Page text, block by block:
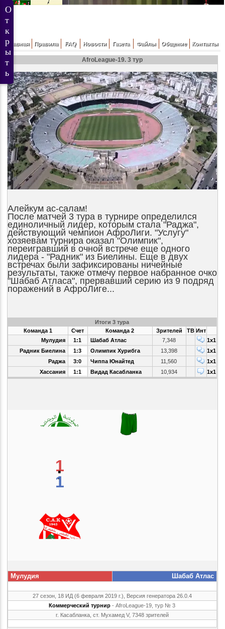
Главная Правила FAQ Новости Газета Файлы Общение Контакты
AfroLeague-19. 3 тур
Алейкум ас-салам!
После матчей 3 тура в турнире определился
единоличный лидер, которым стала "Раджа",
действующий чемпион АфроЛиги. "Услугу"
хозяевам турнира оказал "Олимпик",
переигравший в очной встрече еще одного
лидера - "Радник" из Биелины. Еще в двух
встречах были зафиксированы ничейные
результаты, также отмечу первое набранное очко
"Шабаб Атласа", прервавший серию из 9 подряд
поражений в АфроЛиге...
Итоги 3 тура
Команда 1
Счет Команда 2 Зрителей ТВ Инт
Мулудия
1:1 Шабаб Атлас 7,348
1x1
Радник Биелина
1:3 Олимпик Хурибга 13,398
1x1
Раджа
3:0 Чиппа Юнайтед 11,560
1x1
Хассания
1:1 Видад Касабланка 10,934 1x1
1
:
1
Мулудия Шабаб Атлас
27 сезон, 18 ИД (6 февраля 2019 г.), Версия генератора 26.0.4
Коммерческий турнир - AfroLeague-19, тур № 3
г. Касабланка, ст. Мухамед V, 7348 зрителей